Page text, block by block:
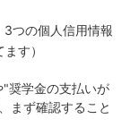
つの個人信用情報
す）
奨学金の支払いが
まず確認すること